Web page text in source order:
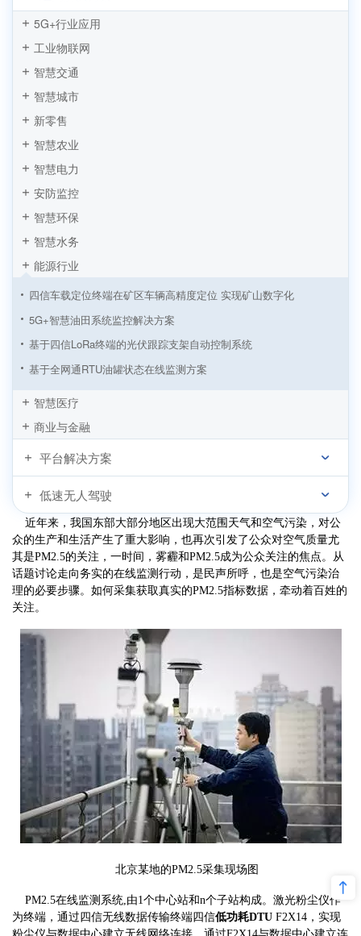
5G+行业应用
工业物联网
智慧交通
智慧城市
新零售
智慧农业
智慧电力
安防监控
智慧环保
智慧水务
能源行业
四信车载定位终端在矿区车辆高精度定位 实现矿山数字化
5G+智慧油田系统监控解决方案
基于四信LoRa终端的光伏跟踪支架自动控制系统
基于全网通RTU油罐状态在线监测方案
基于LoRa技术的光伏跟踪支架自动控制系统
四信DTU基于气象站无线监测系统应用
物联网水力平衡及防盗暖监测系统解决方案
“没有污染的GDP”，四信与达康书记一起守护！
四信IP MODEM基于PM2.5在线监测系统
智慧医疗
商业与金融
平台解决方案
低速无人驾驶
近年来，我国东部大部分地区出现大范围天气和空气污染，对公
众的生产和生活产生了重大影响，也再次引发了公众对空气质量尤
其是PM2.5的关注，一时间，雾霾和PM2.5成为公众关注的焦点。从
话题讨论走向务实的在线监测行动，是民声所呼，也是空气污染治
理的必要步骤。如何采集获取真实的PM2.5指标数据，牵动着百姓的
关注。
北京某地的PM2.5采集现场图
PM2.5在线监测系统,由1个中心站和n个子站构成。激光粉尘仪作
为终端，通过四信无线数据传输终端四信低功耗DTU F2X14，实现